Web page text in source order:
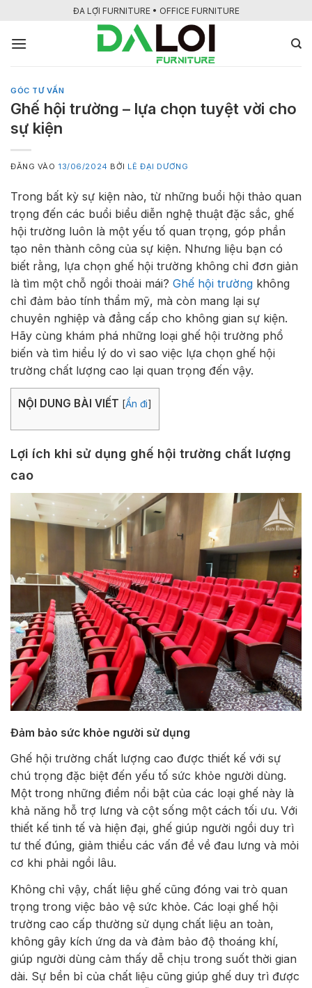
nội
ĐA LỢI FURNITURE • OFFICE FURNITURE
GÓC TƯ VẤN
Ghế hội trường – lựa chọn tuyệt vời cho
sự kiện
ĐĂNG VÀO 13/06/2024 BỞI LÊ ĐẠI DƯƠNG
Trong bất kỳ sự kiện nào, từ những buổi hội thảo quan
trọng đến các buổi biểu diễn nghệ thuật đặc sắc, ghế
hội trường luôn là một yếu tố quan trọng, góp phần
tạo nên thành công của sự kiện. Nhưng liệu bạn có
biết rằng, lựa chọn ghế hội trường không chỉ đơn giản
là tìm một chỗ ngồi thoải mái? Ghế hội trường không
chỉ đảm bảo tính thẩm mỹ, mà còn mang lại sự
chuyên nghiệp và đẳng cấp cho không gian sự kiện.
Hãy cùng khám phá những loại ghế hội trường phổ
biến và tìm hiểu lý do vì sao việc lựa chọn ghế hội
trường chất lượng cao lại quan trọng đến vậy.
NỘI DUNG BÀI VIẾT [Ẩn đi]
Lợi ích khi sử dụng ghế hội trường chất lượng
cao
Đảm bảo sức khỏe người sử dụng
Ghế hội trường chất lượng cao được thiết kế với sự
chú trọng đặc biệt đến yếu tố sức khỏe người dùng.
Một trong những điểm nổi bật của các loại ghế này là
khả năng hỗ trợ lưng và cột sống một cách tối ưu. Với
thiết kế tinh tế và hiện đại, ghế giúp người ngồi duy trì
tư thế đúng, giảm thiểu các vấn đề về đau lưng và mỏi
cơ khi phải ngồi lâu.
Không chỉ vậy, chất liệu ghế cũng đóng vai trò quan
trọng trong việc bảo vệ sức khỏe. Các loại ghế hội
trường cao cấp thường sử dụng chất liệu an toàn,
không gây kích ứng da và đảm bảo độ thoáng khí,
giúp người dùng cảm thấy dễ chịu trong suốt thời gian
dài. Sự bền bỉ của chất liệu cũng giúp ghế duy trì được